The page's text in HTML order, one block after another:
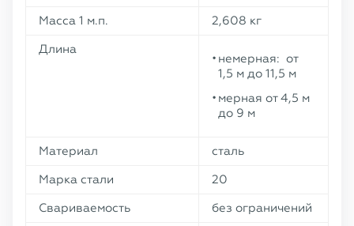
Масса 1 м.п.
2,608 кг
Длина
немерная: от
1,5 м до 11,5 м
мерная от 4,5 м
до 9 м
Материал
сталь
Марка стали
20
Свариваемость
без ограничений